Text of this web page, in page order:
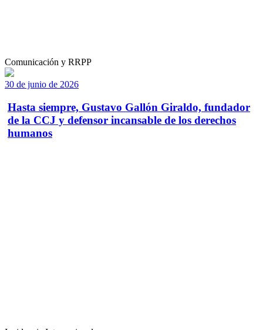
Comunicación y RRPP
30 de junio de 2026
Hasta siempre, Gustavo Gallón Giraldo, fundador
de la CCJ y defensor incansable de los derechos
humanos